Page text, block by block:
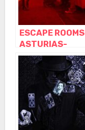
ESCAPE ROOMS
ASTURIAS-
Escape room
Gijon, Gijón –
Asturias